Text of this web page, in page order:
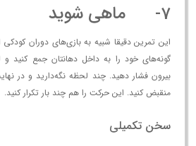
7- ماهی شوید
این تمرین دقیقا شبیه به بازی‌های دوران
گونه‌های خود را به داخل دهانتان جمع کنید
بیرون فشار دهید. چند لحظه نگه‌دارید و در
منقبض کنید. این حرکت را هم چند بار تکرار کنید.
سخن تکمیلی